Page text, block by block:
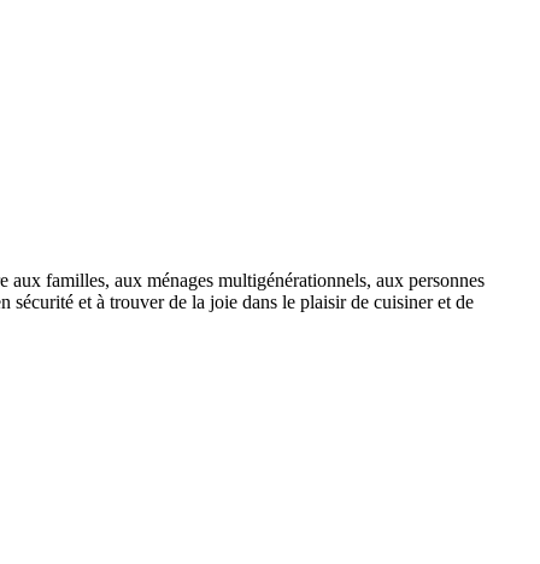
familles, aux ménages multigénérationnels, aux personnes
sécurité et à trouver de la joie dans le plaisir de cuisiner et de